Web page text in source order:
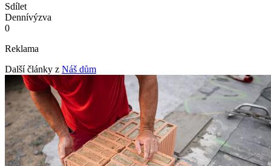
Sdílet
Dennívýzva
0
Reklama
Další články z Náš dům